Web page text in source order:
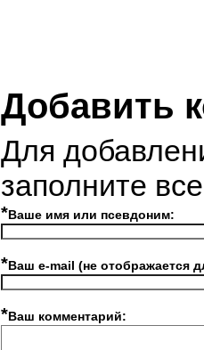
Добавить
Для
заполните
*Ваше имя или псевдоним:
*Ваш e-mail (не отображается
*Ваш комментарий: